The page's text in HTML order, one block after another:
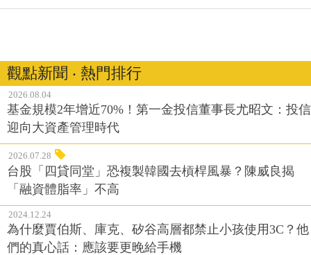
觀點新聞 ‧ 熱門排行
2026.08.04
基金規模2年增近70%！第一金投信董事長尤昭文：投信
迎向大資產管理時代
2026.07.28
台股「四貸同堂」恐複製韓國去槓桿風暴？陳威良揭
「融資體脂率」不高
2024.12.24
為什麼賈伯斯、庫克、矽谷高層都禁止小孩使用3C？他
們的真心話：應該要更晚給手機